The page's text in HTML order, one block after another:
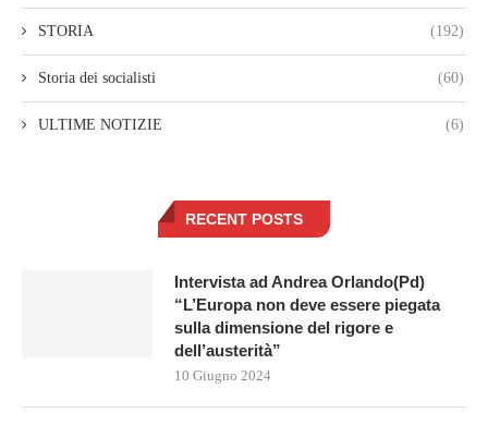
STORIA (192)
Storia dei socialisti (60)
ULTIME NOTIZIE (6)
RECENT POSTS
Intervista ad Andrea Orlando(Pd)
“L’Europa non deve essere piegata
sulla dimensione del rigore e
dell’austerità”
10 Giugno 2024